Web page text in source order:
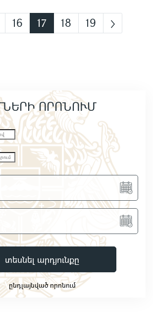
16 17 18 19
ՈՐՈՆՈՒՄ
տեսնել արդյունքը
ընդլայնված որոնում